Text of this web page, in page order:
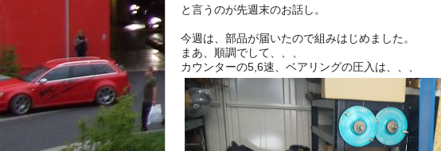
と言うのが先週末のお話し。
今週は、部品が届いたので組みはじめました。
まあ、順調でして、、、
カウンターの5,6速、ベアリングの圧入は、、、